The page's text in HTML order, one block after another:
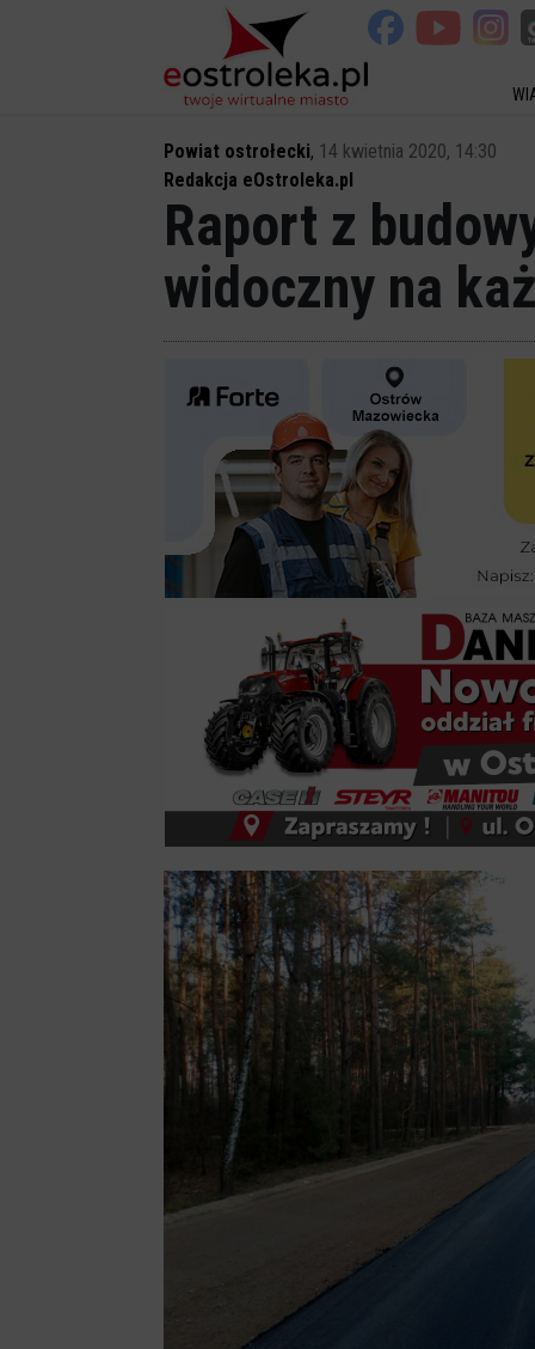
Powiat ostrołecki, 14 kwietnia 2020, 14:30
Redakcja eOstroleka.pl
Raport z
widoczny na